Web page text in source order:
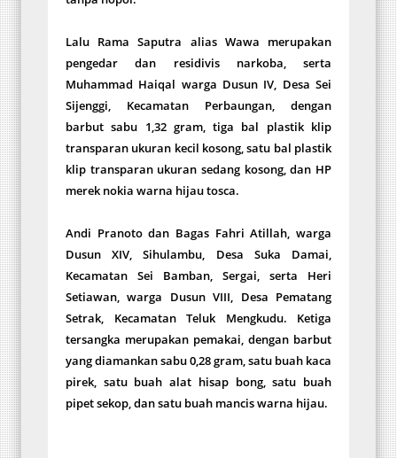
Lalu Rama Saputra alias Wawa merupakan
pengedar dan residivis narkoba, serta
Muhammad Haiqal warga Dusun IV, Desa Sei
Sijenggi, Kecamatan Perbaungan, dengan
barbut sabu 1,32 gram, tiga bal plastik klip
transparan ukuran kecil kosong, satu bal plastik
klip transparan ukuran sedang kosong, dan HP
merek nokia warna hijau tosca.
Andi Pranoto dan Bagas Fahri Atillah, warga
Dusun XIV, Sihulambu, Desa Suka Damai,
Kecamatan Sei Bamban, Sergai, serta Heri
Setiawan, warga Dusun VIII, Desa Pematang
Setrak, Kecamatan Teluk Mengkudu. Ketiga
tersangka merupakan pemakai, dengan barbut
yang diamankan sabu 0,28 gram, satu buah kaca
pirek, satu buah alat hisap bong, satu buah
pipet sekop, dan satu buah mancis warna hijau.